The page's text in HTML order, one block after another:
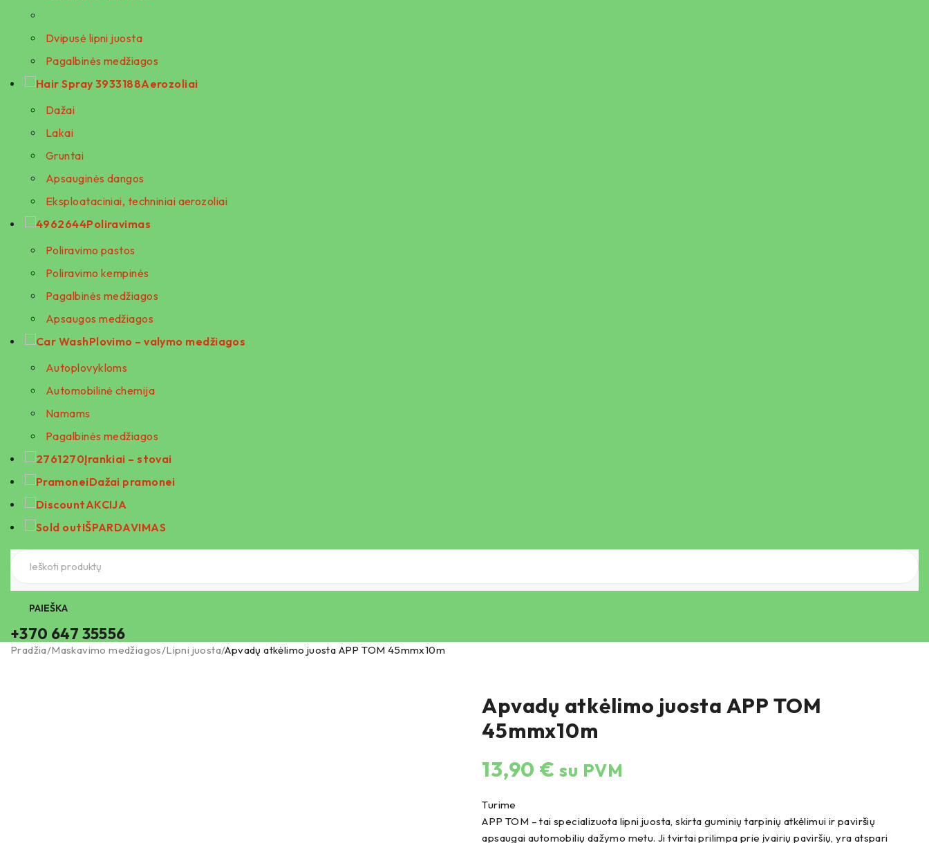
Dvipusė lipni juosta
Pagalbinės medžiagos
Aerozoliai
Dažai
Lakai
Gruntai
Apsauginės dangos
Eksploataciniai, techniniai aerozoliai
Poliravimas
Poliravimo pastos
Poliravimo kempinės
Pagalbinės medžiagos
Apsaugos medžiagos
Plovimo – valymo medžiagos
Autoplovykloms
Automobilinė chemija
Namams
Pagalbinės medžiagos
Įrankiai – stovai
Dažai pramonei
AKCIJA
IŠPARDAVIMAS
+370 647 35556
Pradžia/Maskavimo medžiagos/Lipni juosta/Apvadų atkėlimo juosta APP TOM 45mmx10m
Apvadų atkėlimo juosta APP TOM
45mmx10m
13,90 € su PVM
Turime
APP TOM – tai specializuota lipni juosta, skirta guminių tarpinių atkėlimui ir paviršių
apsaugai automobilių dažymo metu. Ji tvirtai prilimpa prie įvairių paviršių, yra atspari